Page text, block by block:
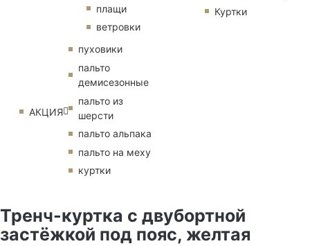
плащи
ветровки
АКЦИЯ
пуховики
пальто
демисезонные
пальто из
шерсти
пальто альпака
пальто на меху
куртки
Куртки
Тренч-куртка с двубортной
застёжкой под пояс, желтая